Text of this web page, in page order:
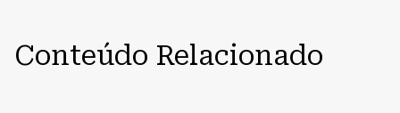
Conteúdo Relacionado